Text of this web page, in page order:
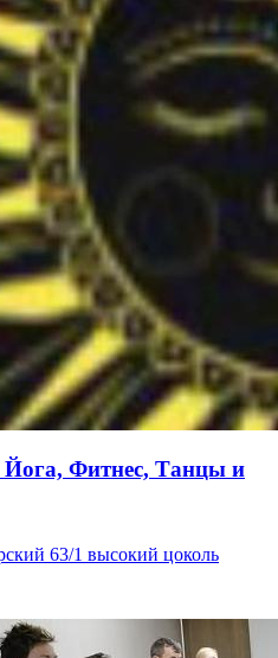
Фитнес, Танцы и
63/1 высокий цоколь